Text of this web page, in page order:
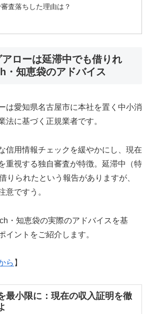
査落ちした理由は？
ローは延滞中でも借りれ
・知恵袋のアドバイス
は愛知県名古屋市に本社を置く中小消
法に基づく正規業者です。
信用情報チェックを緩やかにし、現在
重視する独自審査が特徴。延滞中（特
りられたという報告がありますが、
意ですう。
・知恵袋の実際のアドバイスを基
イントをご紹介します。
ら 】
最小限に：現在の収入証明を徹